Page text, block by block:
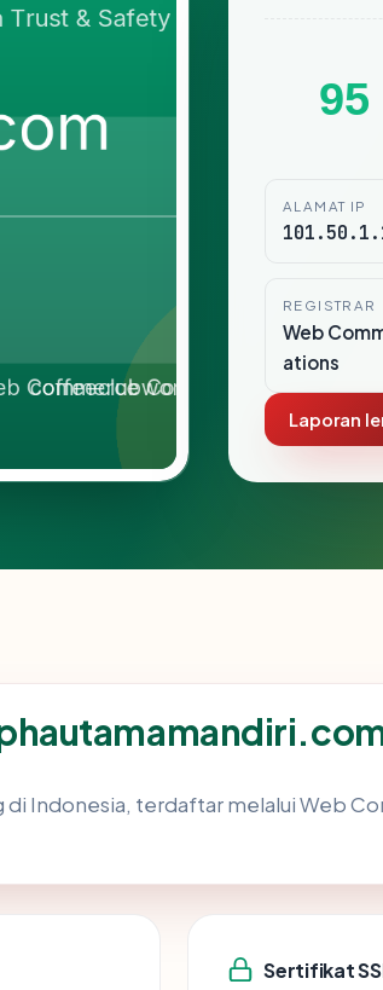
95
ALAMAT IP
REGISTRAR
Web
ations
Laporan
di Indonesia, terdaftar melalui Web
Sertifikat